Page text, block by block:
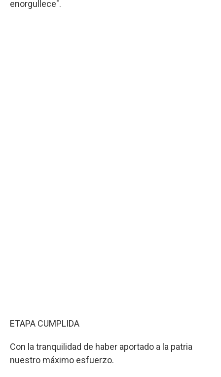
enorgullece".
ETAPA CUMPLIDA
Con la tranquilidad de haber aportado a la patria
nuestro máximo esfuerzo.